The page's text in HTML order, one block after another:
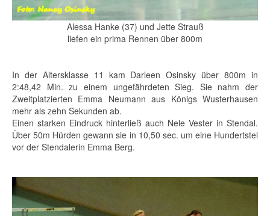
Alessa Hanke (37) und Jette Strauß
liefen ein prima Rennen über 800m
In der Altersklasse 11 kam Darleen Osinsky über 800m in
2:48,42 Min. zu einem ungefährdeten Sieg. Sie nahm der
Zweitplatzierten Emma Neumann aus Königs Wusterhausen
mehr als zehn Sekunden ab.
Einen starken Eindruck hinterließ auch Nele Vester in Stendal.
Über 50m Hürden gewann sie in 10,50 sec. um eine Hundertstel
vor der Stendalerin Emma Berg.